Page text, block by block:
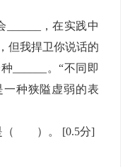
，在实践中
但我捍卫你说话的
______。“不同即
一种狭隘虚弱的表
是（ ）。 [0.5分]